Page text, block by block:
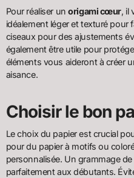
Pour réaliser unorigami cœur, il
idéalement léger et texturé pour
ciseaux pour des ajustements
également être utile pour
éléments vous aideront à créer
aisance.
Choisir le bon
Le choix du papier est crucial
pour du papier à motifs ou
personnalisée. Un grammage
parfaitement aux débutants.